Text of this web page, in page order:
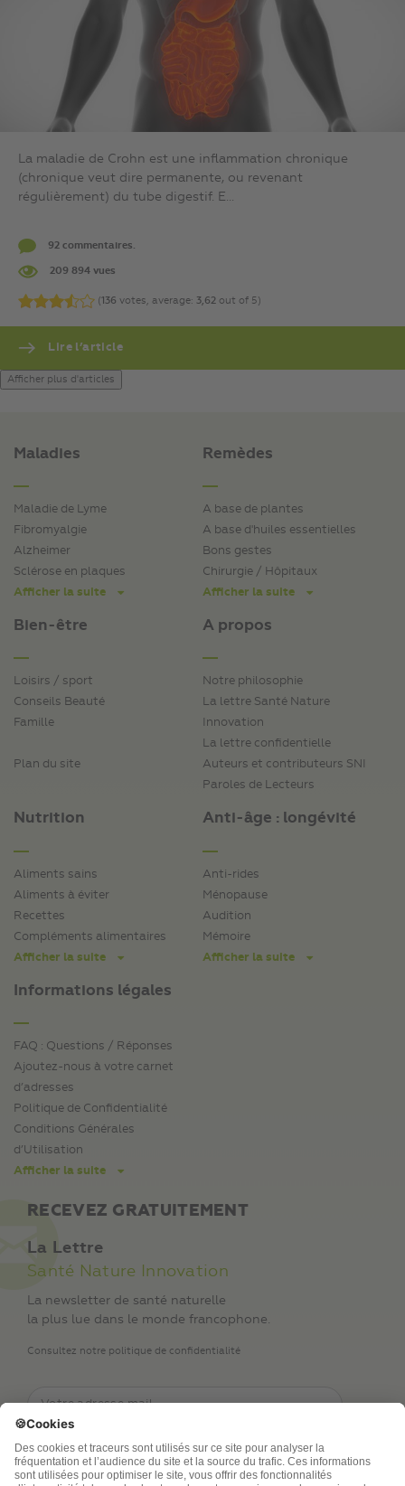
La maladie de Crohn est une inflammation chronique
(chronique veut dire permanente, ou revenant
régulièrement) du tube digestif. E...
92 commentaires.
209 894 vues
(136 votes, average: 3,62 out of 5)
Lire l’article
Afficher plus d'articles
Maladies
Maladie de Lyme
Fibromyalgie
Alzheimer
Sclérose en plaques
Afficher la suite
Bien-être
Loisirs / sport
Conseils Beauté
Famille
Plan du site
Remèdes
A base de plantes
A base d'huiles essentielles
Bons gestes
Chirurgie / Hôpitaux
Afficher la suite
A propos
Notre philosophie
La lettre Santé Nature
Innovation
La lettre confidentielle
Auteurs et contributeurs SNI
Paroles de Lecteurs
Nutrition
Aliments sains
Aliments à éviter
Recettes
Compléments alimentaires
Afficher la suite
Informations légales
FAQ : Questions / Réponses
Ajoutez-nous à votre carnet
d’adresses
Politique de Confidentialité
Conditions Générales
d’Utilisation
Afficher la suite
Anti-âge : longévité
Anti-rides
Ménopause
Audition
Mémoire
Afficher la suite
RECEVEZ GRATUITEMENT
La Lettre
Santé Nature Innovation
La newsletter de santé naturelle
la plus lue dans le monde francophone.
Consultez notre politique de confidentialité
TSA Publications SA collecte mes nom, prénom,